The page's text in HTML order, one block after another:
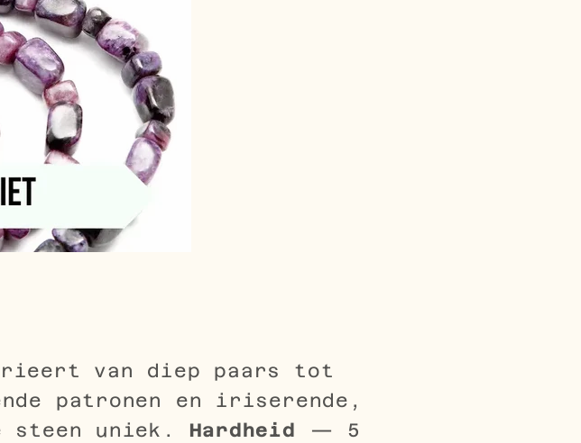
van diep paars tot
patronen en iriserende,
steen uniek. Hardheid — 5